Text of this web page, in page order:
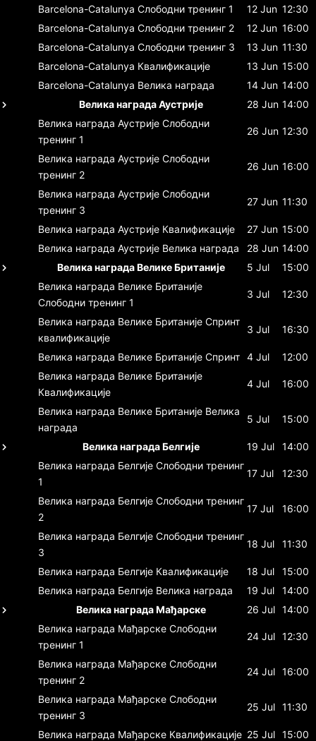
Barcelona-Catalunya Слободни тренинг 1 12 Jun 12:30
Barcelona-Catalunya Слободни тренинг 2 12 Jun 16:00
Barcelona-Catalunya Слободни тренинг 3 13 Jun 11:30
Barcelona-Catalunya Квалификације 13 Jun 15:00
Barcelona-Catalunya Велика награда 14 Jun 14:00
Велика награда Аустрије
28 Jun 14:00
Велика награда Аустрије Слободни
тренинг 1
26 Jun 12:30
Велика награда Аустрије Слободни
тренинг 2
26 Jun 16:00
Велика награда Аустрије Слободни
тренинг 3
27 Jun 11:30
Велика награда Аустрије Квалификације 27 Jun 15:00
Велика награда Аустрије Велика награда 28 Jun 14:00
Велика награда Велике Британије
5 Jul
15:00
Велика награда Велике Британије
Слободни тренинг 1
3 Jul 12:30
Велика награда Велике Британије Спринт
квалификације
3 Jul 16:30
Велика награда Велике Британије Спринт 4 Jul
12:00
Велика награда Велике Британије
Квалификације
4 Jul 16:00
Велика награда Велике Британије Велика
награда
5 Jul 15:00
Велика награда Белгије 19 Jul
14:00
Велика награда Белгије Слободни тренинг
1
17 Jul 12:30
Велика награда Белгије Слободни тренинг
2
17 Jul 16:00
Велика награда Белгије Слободни тренинг
3
18 Jul 11:30
Велика награда Белгије Квалификације 18 Jul
15:00
Велика награда Белгије Велика награда 19 Jul
14:00
Велика награда Мађарске
26 Jul 14:00
Велика награда Мађарске Слободни
тренинг 1
24 Jul 12:30
Велика награда Мађарске Слободни
тренинг 2
24 Jul 16:00
Велика награда Мађарске Слободни
тренинг 3
25 Jul 11:30
Велика награда Мађарске Квалификације 25 Jul 15:00